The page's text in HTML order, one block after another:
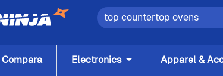
Compara Electronics Apparel &